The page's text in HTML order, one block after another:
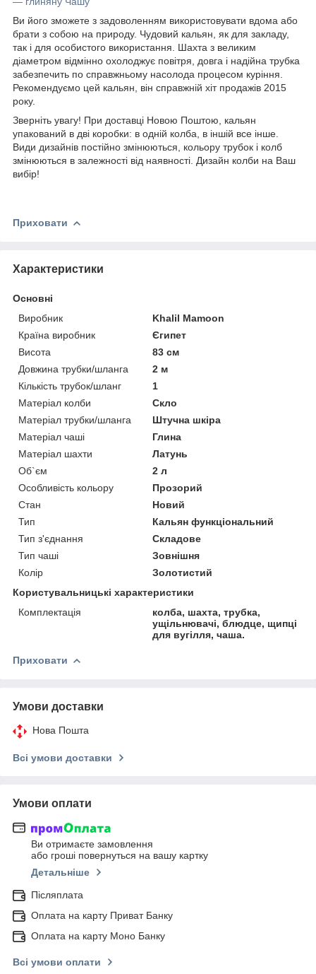
Ви його зможете з задоволенням використовувати вдома або
брати з собою на природу. Чудовий кальян, як для закладу,
так і для особистого використання. Шахта з великим
діаметром відмінно охолоджує повітря, довга і надійна трубка
забезпечить по справжньому насолода процесом куріння.
Рекомендуємо цей кальян, він справжній хіт продажів 2015
року.
Зверніть увагу! При доставці Новою Поштою, кальян
упакований в дві коробки: в одній колба, в іншій все інше.
Види дизайнів постійно змінюються, кольору трубок і колб
змінюються в залежності від наявності. Дизайн колби на Ваш
вибір!
Приховати
Характеристики
Основні
Виробник
Khalil Mamoon
Країна виробник
Єгипет
Висота
83 см
Довжина трубки/шланга
2 м
Кількість трубок/шланг
1
Матеріал колби
Скло
Матеріал трубки/шланга
Штучна шкіра
Матеріал чаші
Глина
Матеріал шахти
Латунь
Об`єм
2 л
Особливість кольору
Прозорий
Стан
Новий
Тип
Кальян функціональний
Тип з'єднання
Складове
Тип чаші
Зовнішня
Колір
Золотистий
Користувальницькі характеристики
Комплектація
колба, шахта, трубка,
ущільнювачі, блюдце, щипці
для вугілля, чаша.
Приховати
Умови доставки
Нова Пошта
Всі умови доставки
Умови оплати
Ви отримаєте замовлення
або гроші повернуться на вашу картку
Детальніше
Післяплата
Оплата на карту Приват Банку
Оплата на карту Моно Банку
Всі умови оплати